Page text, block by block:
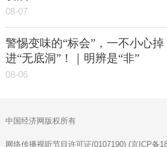
08-07
警惕变味的“标会”，一不小心掉
进“无底洞”！｜明辨是“非”
08-06
中国经济网版权所有
网络传播视听节目许可证(0107190) (京ICP备